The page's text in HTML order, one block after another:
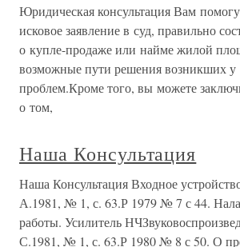
Юридическая консультация Вам
исковое заявление в суд, правильно
о купле-продаже или найме жилой
возможные пути решения возникших у
проблем.Кроме того, вы можете
о том,
Наша Консультация
Наша Консультация Входное
А.1981, № 1, с. 63.Р 1979 № 7 с 44.
работы. Усилитель
С.1981, № 1, с. 63.Р 1980 № 8 с 50. О